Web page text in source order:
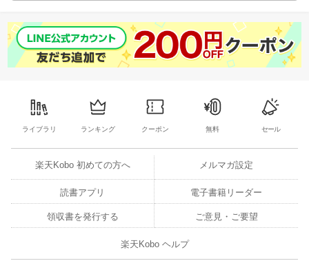
ライブラリ ランキング クーポン 無料 セール
楽天Kobo 初めての方へ メルマガ設定
読書アプリ 電子書籍リーダー
領収書を発行する ご意見・ご要望
楽天Kobo ヘルプ